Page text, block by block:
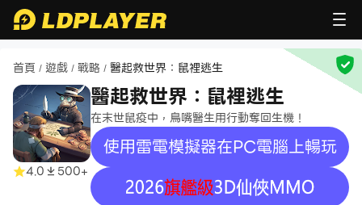
首頁 / 遊戲 / 戰略 / 醫起救世界：鼠裡逃生
4.0 500+
醫起救世界：鼠裡逃生
在末世鼠疫中，鳥嘴醫生用行動奪回生機！
使用雷電模擬器在PC電腦上暢玩
recommend